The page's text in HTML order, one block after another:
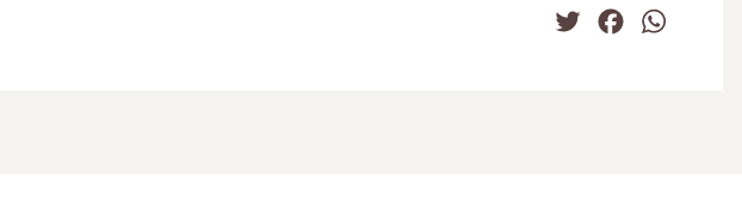
WhatsApp
Facebook